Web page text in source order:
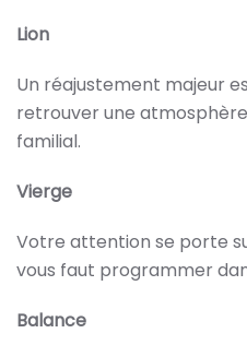
Lion
Un réajustement majeur
retrouver une
familial.
Vierge
Votre attention se porte
vous faut programmer
Balance